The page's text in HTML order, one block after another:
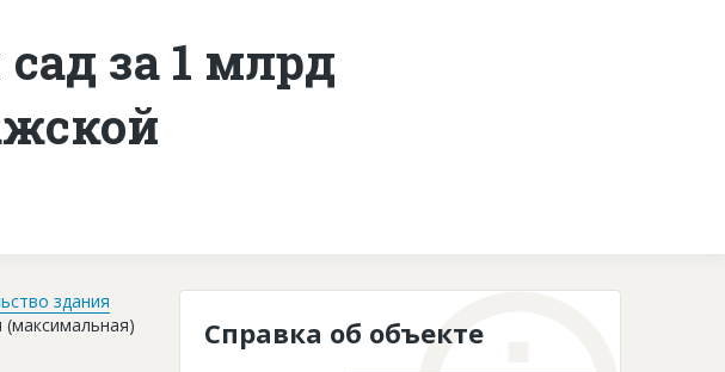
Контакты
за 1 млрд
здания
(максимальная)
Справка об объекте